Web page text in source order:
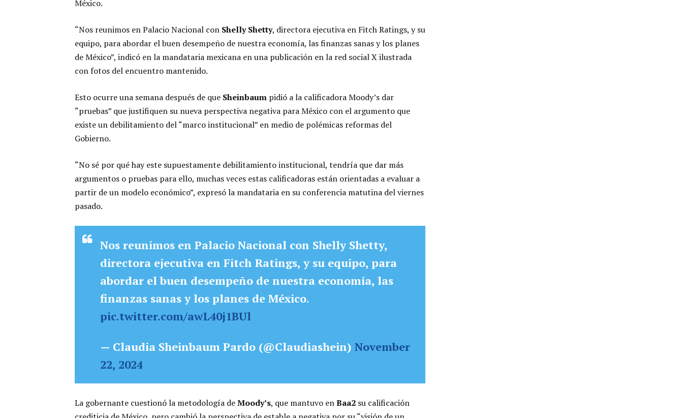
México.
“Nos reunimos en Palacio Nacional con Shelly Shetty, directora ejecutiva en Fitch Ratings, y su
equipo, para abordar el buen desempeño de nuestra economía, las finanzas sanas y los planes
de México”, indicó en la mandataria mexicana en una publicación en la red social X ilustrada
con fotos del encuentro mantenido.
Esto ocurre una semana después de que Sheinbaum pidió a la calificadora Moody’s dar
“pruebas” que justifiquen su nueva perspectiva negativa para México con el argumento que
existe un debilitamiento del “marco institucional” en medio de polémicas reformas del
Gobierno.
“No sé por qué hay este supuestamente debilitamiento institucional, tendría que dar más
argumentos o pruebas para ello, muchas veces estas calificadoras están orientadas a evaluar a
partir de un modelo económico”, expresó la mandataria en su conferencia matutina del viernes
pasado.
Nos reunimos en Palacio Nacional con Shelly Shetty,
directora ejecutiva en Fitch Ratings, y su equipo, para
abordar el buen desempeño de nuestra economía, las
finanzas sanas y los planes de México.
pic.twitter.com/awL40j1BUl
— Claudia Sheinbaum Pardo (@Claudiashein) November
22, 2024
La gobernante cuestionó la metodología deMoody’s, que mantuvo enBaa2 su calificación